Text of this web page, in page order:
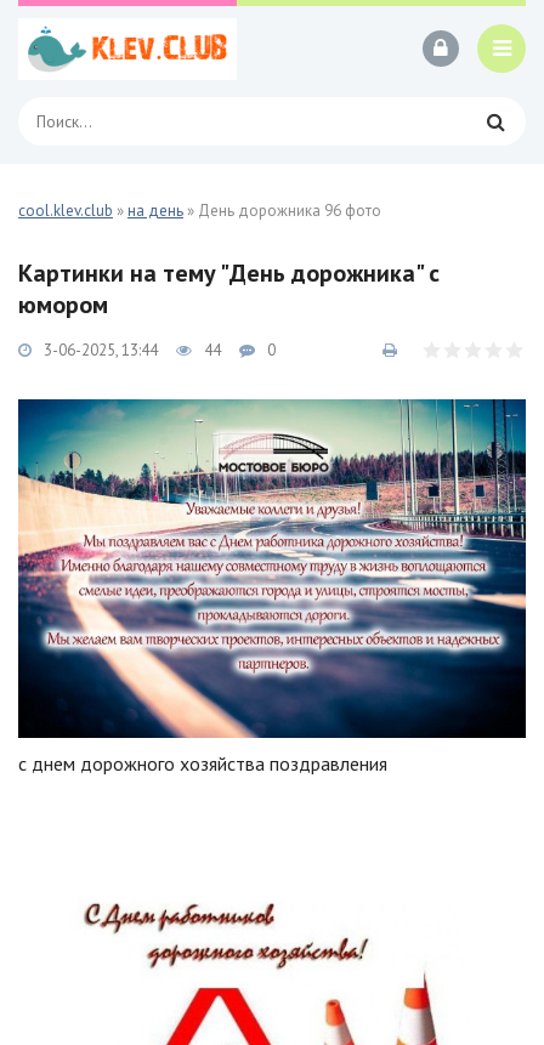
cool.klev.club »на день » День дорожника 96 фото
Картинки на тему "День дорожника" с
юмором
3-06-2025, 13:44 44 0
с днем дорожного хозяйства поздравления